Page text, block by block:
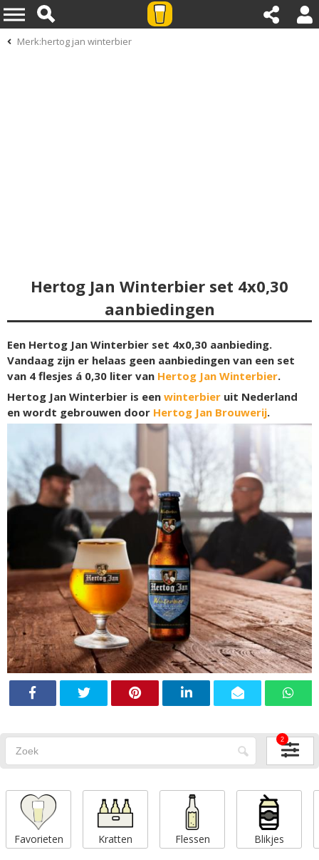
Merk:hertog jan winterbier
Hertog Jan Winterbier set 4x0,30
aanbiedingen
Een Hertog Jan Winterbier set 4x0,30 aanbieding.
Vandaag zijn er helaas geen aanbiedingen van een set
van 4 flesjes á 0,30 liter van Hertog Jan Winterbier.
Hertog Jan Winterbier is een winterbier uit Nederland
en wordt gebrouwen door Hertog Jan Brouwerij.
2
Favorieten Kratten Flessen Blikjes